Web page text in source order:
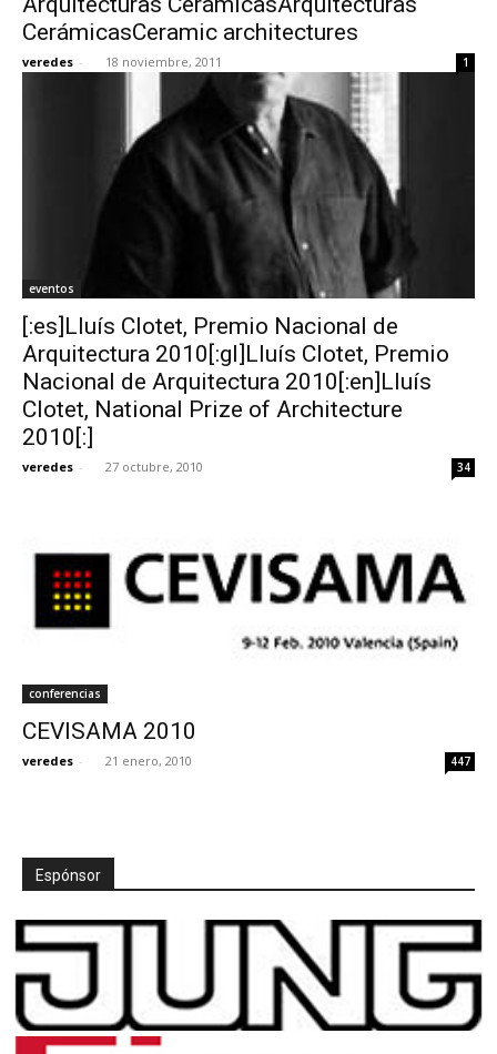
CerámicasCeramic architectures
veredes - 18 noviembre, 2011 1
eventos
[:es]Lluís Clotet, Premio Nacional de
Arquitectura 2010[:gl]Lluís Clotet, Premio
Nacional de Arquitectura 2010[:en]Lluís
Clotet, National Prize of Architecture
2010[:]
veredes - 27 octubre, 2010 34
conferencias
CEVISAMA 2010
veredes - 21 enero, 2010 447
Espónsor